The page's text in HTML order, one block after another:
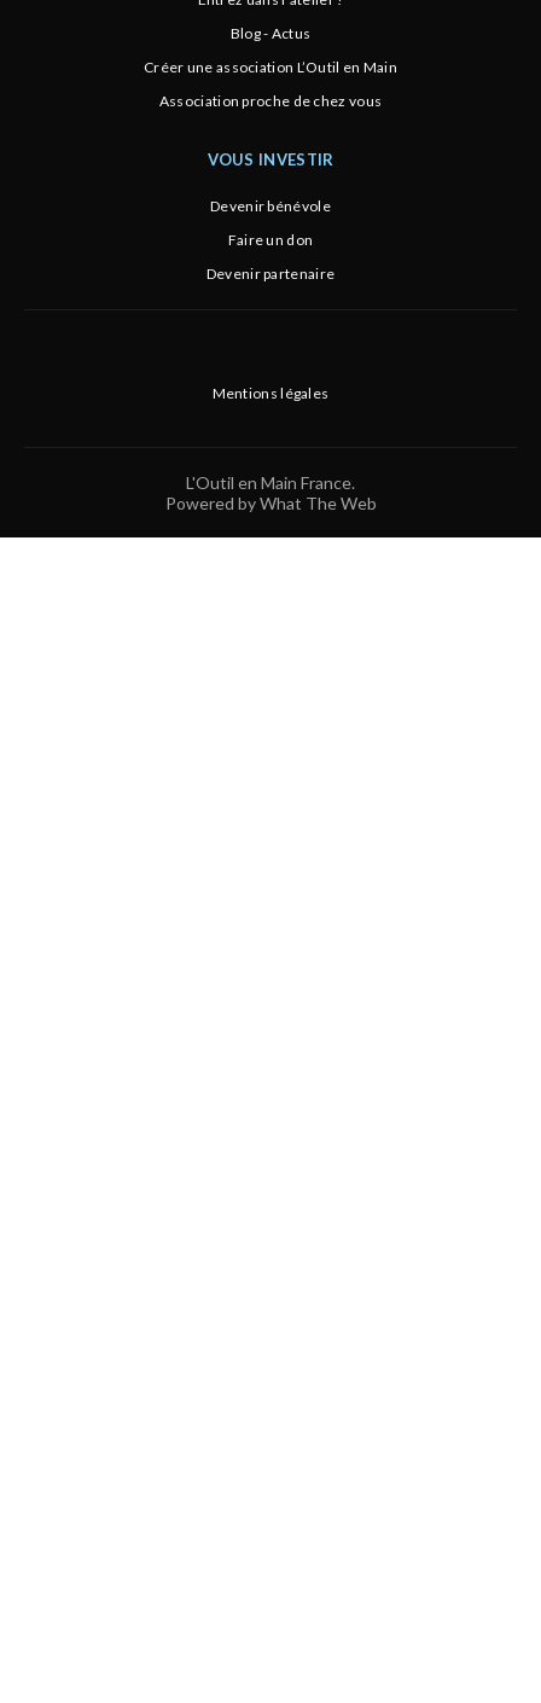
Blog - Actus
Créer une association L’Outil en Main
Association proche de chez vous
VOUS INVESTIR
Devenir bénévole
Faire un don
Devenir partenaire
Mentions légales
L'Outil en Main France.
Powered by What The Web